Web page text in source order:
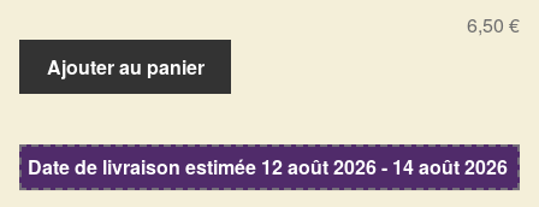
Commandes
Panier
6,50 €
quantité
Fiole
Esprit
Ajouter au panier
Date de livraison estimée 12 août 2026 - 14 août 2026